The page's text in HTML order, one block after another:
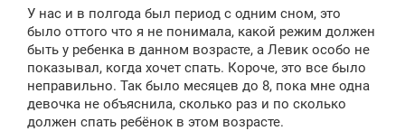
б
щ
н
и
У нас и в полгода был период с одним сном, это
было оттого что я не понимала, какой режим должен
быть у ребенка в данном возрасте, а Левик особо не
показывал, когда хочет спать. Короче, это все было
неправильно. Так было месяцев до 8, пока мне одна
девочка не объяснила, сколько раз и по сколько
должен спать ребёнок в этом возрасте.